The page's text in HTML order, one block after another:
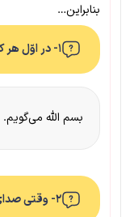
بنابراین…
۱- در اوّل هر کار
بسم الله می‌گویم.
۲- وقتی صدای اذان را می‌شنوم،